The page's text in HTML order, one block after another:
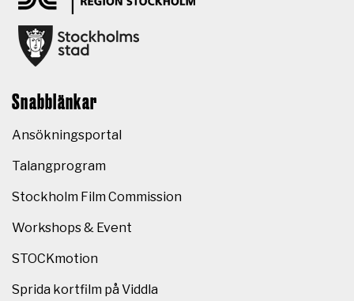
Snabblänkar
Ansökningsportal
Talangprogram
Stockholm Film Commission
Workshops & Event
STOCKmotion
Sprida kortfilm på Viddla